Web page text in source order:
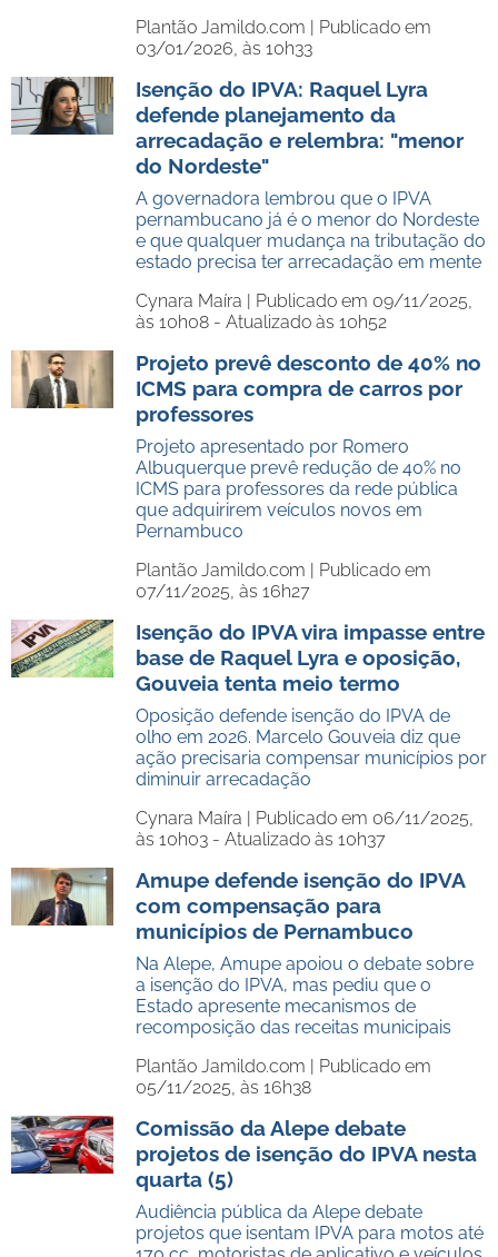
Plantão Jamildo.com | Publicado em
03/01/2026, às 10h33
Isenção do IPVA: Raquel Lyra
defende planejamento da
arrecadação e relembra: "menor
do Nordeste"
A governadora lembrou que o IPVA
pernambucano já é o menor do Nordeste
e que qualquer mudança na tributação do
estado precisa ter arrecadação em mente
Cynara Maíra | Publicado em 09/11/2025,
às 10h08 - Atualizado às 10h52
Projeto prevê desconto de 40% no
ICMS para compra de carros por
professores
Projeto apresentado por Romero
Albuquerque prevê redução de 40% no
ICMS para professores da rede pública
que adquirirem veículos novos em
Pernambuco
Plantão Jamildo.com | Publicado em
07/11/2025, às 16h27
Isenção do IPVA vira impasse entre
base de Raquel Lyra e oposição,
Gouveia tenta meio termo
Oposição defende isenção do IPVA de
olho em 2026. Marcelo Gouveia diz que
ação precisaria compensar municípios por
diminuir arrecadação
Cynara Maíra | Publicado em 06/11/2025,
às 10h03 - Atualizado às 10h37
Amupe defende isenção do IPVA
com compensação para
municípios de Pernambuco
Na Alepe, Amupe apoiou o debate sobre
a isenção do IPVA, mas pediu que o
Estado apresente mecanismos de
recomposição das receitas municipais
Plantão Jamildo.com | Publicado em
05/11/2025, às 16h38
Comissão da Alepe debate
projetos de isenção do IPVA nesta
quarta (5)
Audiência pública da Alepe debate
projetos que isentam IPVA para motos até